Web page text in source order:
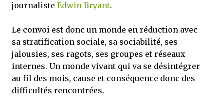
journaliste Edwin Bryant.
Le convoi est donc un monde en réduction avec
sa stratification sociale, sa sociabilité, ses
jalousies, ses ragots, ses groupes et réseaux
internes. Un monde vivant qui va se désintégrer
au fil des mois, cause et conséquence donc des
difficultés rencontrées.